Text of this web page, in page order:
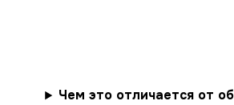
Чем это отличается от